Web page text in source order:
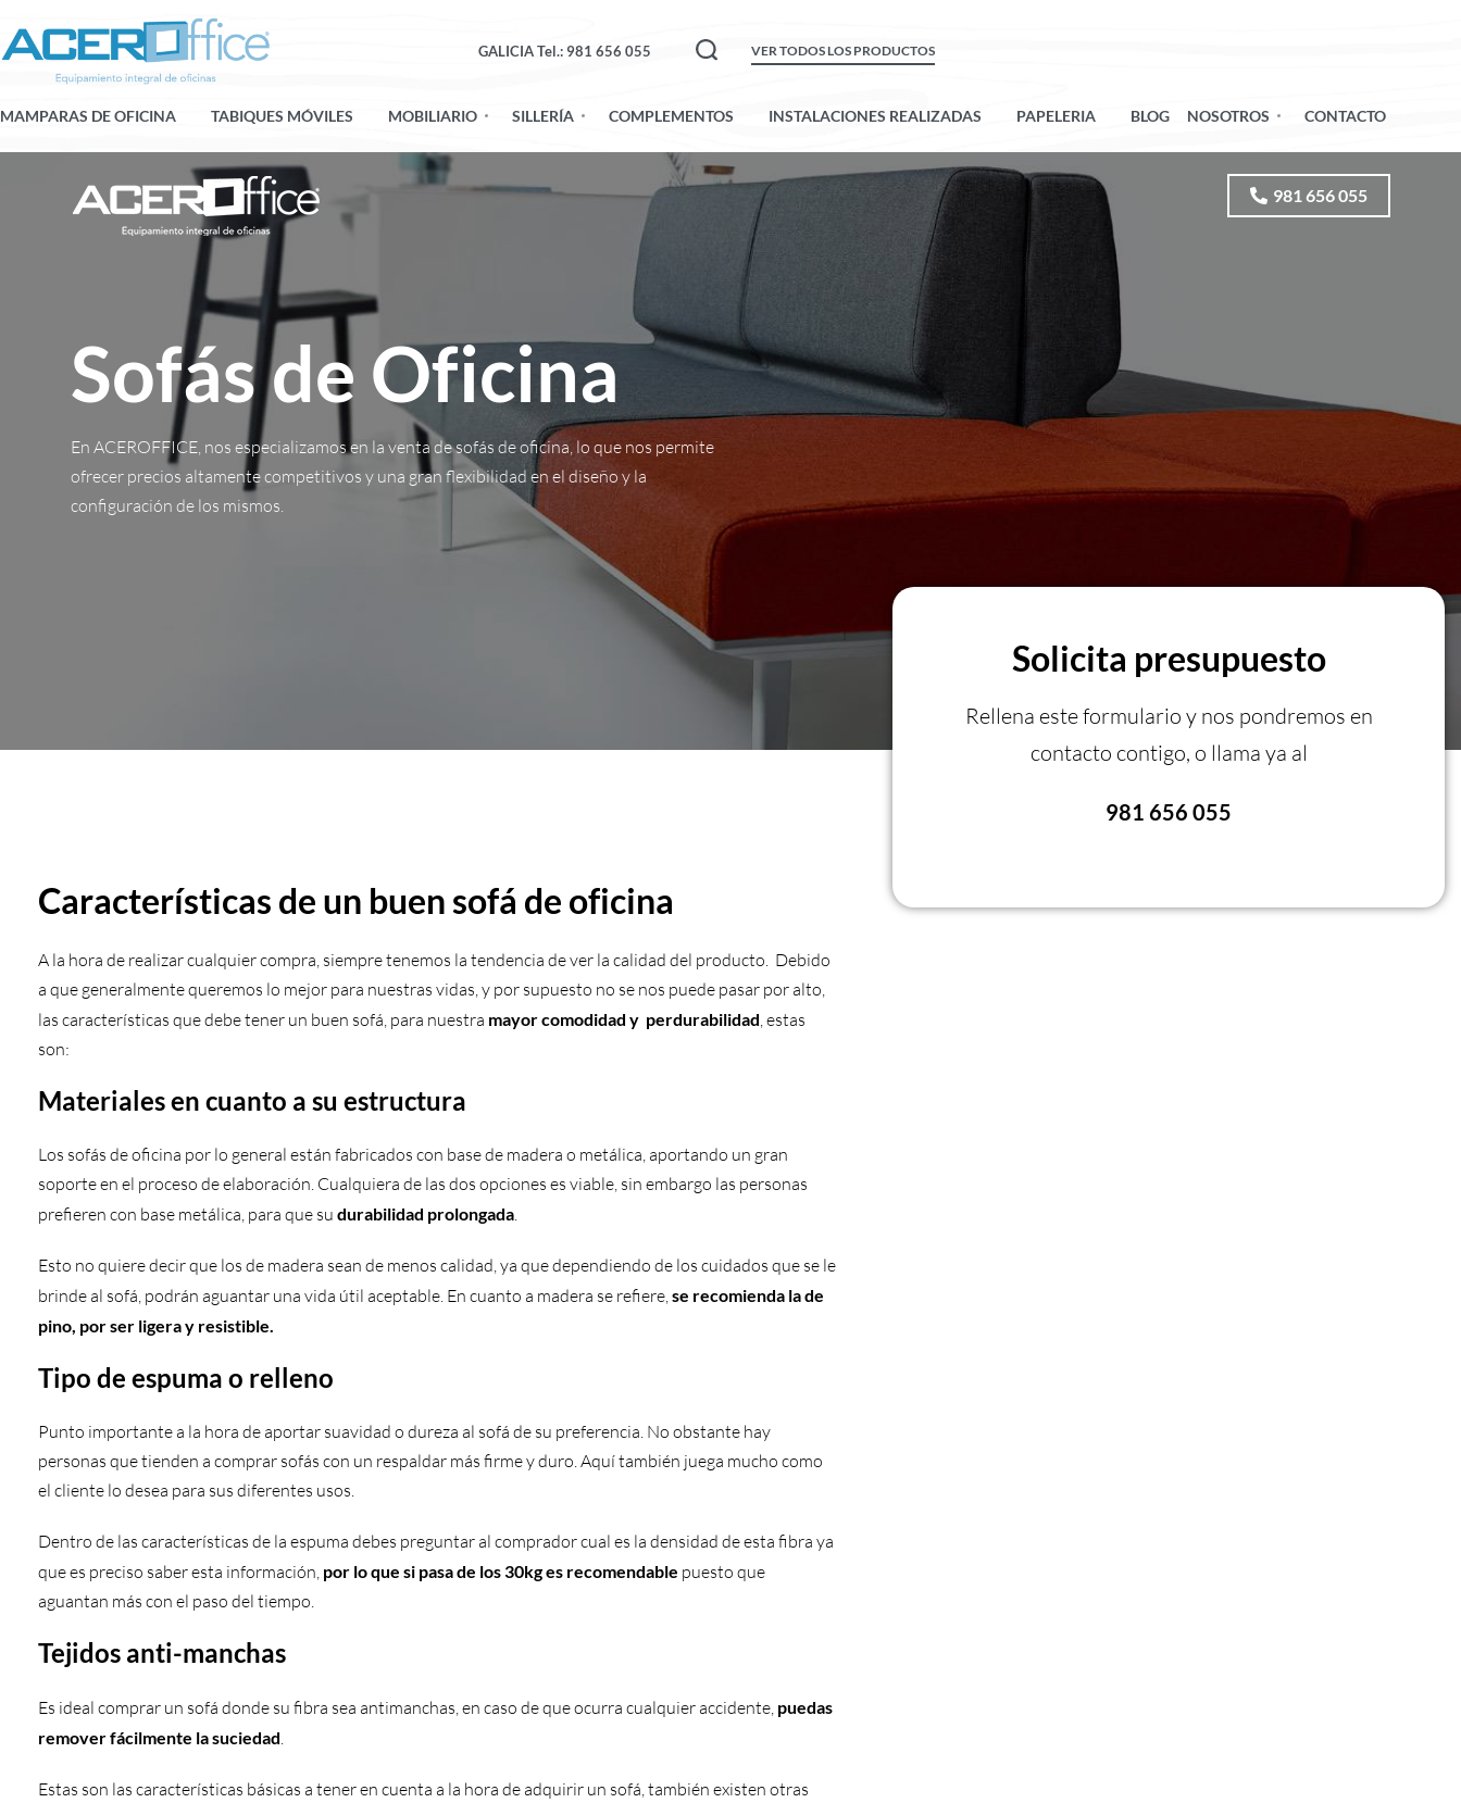
GALICIA Tel.: 981 656 055 VER TODOS LOS PRODUCTOS
MAMPARAS DE OFICINA TABIQUES MÓVILES MOBILIARIO SILLERÍA COMPLEMENTOS INSTALACIONES REALIZADAS PAPELERIA BLOG NOSOTROS CONTACTO
Sofás de Oficina
En ACEROFFICE, nos especializamos en la venta de sofás de oficina, lo que nos permite
ofrecer precios altamente competitivos y una gran flexibilidad en el diseño y la
configuración de los mismos.
981 656 055
Características de un buen sofá de oficina
A la hora de realizar cualquier compra, siempre tenemos la tendencia de ver la calidad del producto. Debido
a que generalmente queremos lo mejor para nuestras vidas, y por supuesto no se nos puede pasar por alto,
las características que debe tener un buen sofá, para nuestra mayor comodidad y perdurabilidad , estas
son:
Materiales en cuanto a su estructura
Los sofás de oficina por lo general están fabricados con base de madera o metálica, aportando un gran
soporte en el proceso de elaboración. Cualquiera de las dos opciones es viable, sin embargo las personas
prefieren con base metálica, para que su durabilidad prolongada
Esto no quiere decir que los de madera sean de menos calidad, ya que dependiendo de los cuidados que se le
brinde al sofá, podrán aguantar una vida útil aceptable. En cuanto a madera se refiere, se recomienda la de
pino, por ser ligera y resistible.
Tipo de espuma o relleno
Punto importante a la hora de aportar suavidad o dureza al sofá de su preferencia. No obstante hay
personas que tienden a comprar sofás con un respaldar más firme y duro. Aquí también juega mucho como
el cliente lo desea para sus diferentes usos.
Dentro de las características de la espuma debes preguntar al comprador cual es la densidad de esta fibra ya
que es preciso saber esta información, por lo que si pasa de los 30kg es recomendable puesto que
aguantan más con el paso del tiempo.
Tejidos anti-manchas
Es ideal comprar un sofá donde su fibra sea antimanchas, en caso de que ocurra cualquier accidente, puedas
remover fácilmente la suciedad
Estas son las características básicas a tener en cuenta a la hora de adquirir un sofá, también existen otras
Solicita presupuesto
Rellena este formulario y nos pondremos en
contacto contigo, o llama ya al
981 656 055